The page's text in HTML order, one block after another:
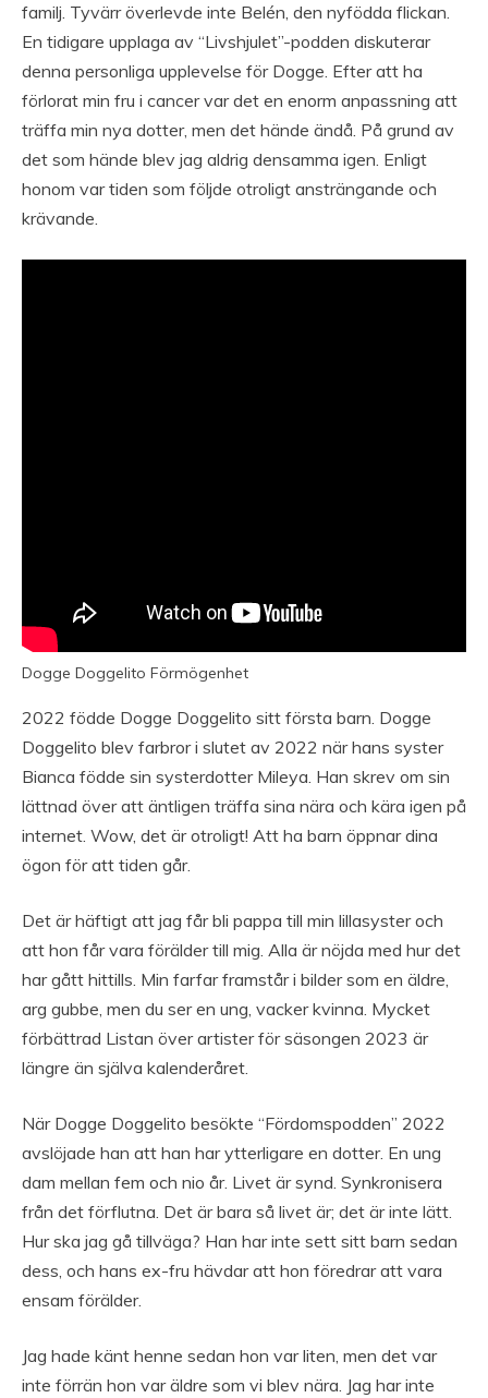
familj. Tyvärr överlevde inte Belén, den nyfödda flickan.
En tidigare upplaga av “Livshjulet”-podden diskuterar
denna personliga upplevelse för Dogge. Efter att ha
förlorat min fru i cancer var det en enorm anpassning att
träffa min nya dotter, men det hände ändå. På grund av
det som hände blev jag aldrig densamma igen. Enligt
honom var tiden som följde otroligt ansträngande och
krävande.
Dogge Doggelito Förmögenhet
2022 födde Dogge Doggelito sitt första barn. Dogge
Doggelito blev farbror i slutet av 2022 när hans syster
Bianca födde sin systerdotter Mileya. Han skrev om sin
lättnad över att äntligen träffa sina nära och kära igen på
internet. Wow, det är otroligt! Att ha barn öppnar dina
ögon för att tiden går.
Det är häftigt att jag får bli pappa till min lillasyster och
att hon får vara förälder till mig. Alla är nöjda med hur det
har gått hittills. Min farfar framstår i bilder som en äldre,
arg gubbe, men du ser en ung, vacker kvinna. Mycket
förbättrad Listan över artister för säsongen 2023 är
längre än själva kalenderåret.
När Dogge Doggelito besökte “Fördomspodden” 2022
avslöjade han att han har ytterligare en dotter. En ung
dam mellan fem och nio år. Livet är synd. Synkronisera
från det förflutna. Det är bara så livet är; det är inte lätt.
Hur ska jag gå tillväga? Han har inte sett sitt barn sedan
dess, och hans ex-fru hävdar att hon föredrar att vara
ensam förälder.
Jag hade känt henne sedan hon var liten, men det var
inte förrän hon var äldre som vi blev nära. Jag har inte